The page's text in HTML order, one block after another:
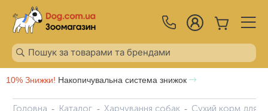
10% Знижки! Накопичувальна система знижок
Головна Каталог Харчування собак Сухий корм для